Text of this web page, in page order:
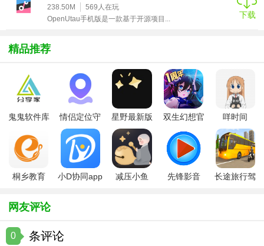
业书籍等。
3. 音乐资源：提供海量音乐资源，支持在线试听和下载。
4. 软件资源：提供各类常用软件、游戏等下载服务。
5. 个性化设置：支持自定义主题、夜间模式等个性化设置，
【快找资源app玩法】
1. 搜索资源：在首页输入框中输入关键词，点击搜索按钮即
可开始搜索。
载。
238.50M 569 人在玩
OpenUtau手机版是一款基于开源项目...
下载
精品推荐
鬼鬼软件库
情侣定位守
护软件
星野最新版
双生幻想官
咩时间
桐乡教育
小D协同app
减压小鱼
先锋影音
长途旅行驾
网友评论
0 条评论